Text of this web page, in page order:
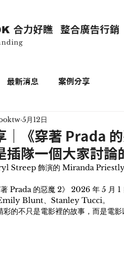
合力好瞧 整合廣告行銷
最新消息 案例分享
｜《穿著 Prada
插隊一個大家討論
5月12日
Streep 飾演的 Miranda Priestly
Prada 的惡魔 2》 2026 年 5 月
Blunt、Stanley Tucci。
的不只是電影裡的故事，而是電影